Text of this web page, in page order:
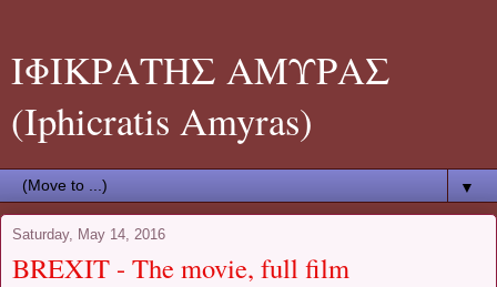
ΙΦΙΚΡΑΤΗΣ ΑΜΥΡΑΣ
(Iphicratis Amyras)
▼
Saturday, May 14, 2016
BREXIT - The movie, full film